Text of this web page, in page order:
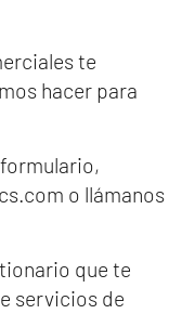
te
hacer para
o llámanos
que te
servicios de